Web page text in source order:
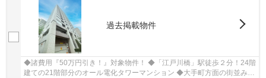
過去掲載物件
◆諸費用『50万円引き！』対象物件！ ◆「江戸川橋」駅徒歩２分！24階
建ての21階部分のオール電化タワーマンション ◆大手町方面の街並みが